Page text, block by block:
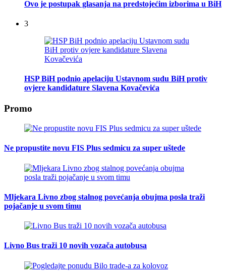
Ovo je postupak glasanja na predstojećim izborima u BiH
3
HSP BiH podnio apelaciju Ustavnom sudu BiH protiv
ovjere kandidature Slavena Kovačevića
Promo
Ne propustite novu FIS Plus sedmicu za super uštede
Mljekara Livno zbog stalnog povećanja obujma posla traži
pojačanje u svom timu
Livno Bus traži 10 novih vozača autobusa